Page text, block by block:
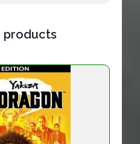
products